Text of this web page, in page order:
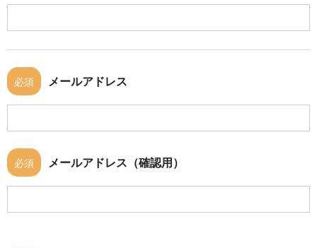
必須 メールアドレス
必須 メールアドレス（確認用）